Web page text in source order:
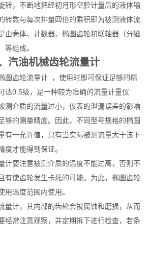
转，不断地把经初月形空腔计量后的液体输
转数与每次排量四倍的乘积即为被测液体流
由壳体、计数器、椭圆齿轮和联轴器（分磁
等组成。
汽油机械齿轮流量计
圆齿轮流量计 ，使用时即可保证足够的精
达0.5级，是一种较为准确的流量计量仪
测介质的流量过小，仪表的泄漏误差的影响
够的测量精度。因此，不同型号规格的椭圆
有一允许值，只有当实际被测流量大于该下
度才能得到保证。
计要注意被测介质的温度不能过高，否则不
有使齿轮发生卡死的可能。为此，椭圆齿轮
用温度范围内使用。
量计，其内部的齿轮会被腐蚀和磨损，从而
经常注意观察，并定期拆下进行检查，若条